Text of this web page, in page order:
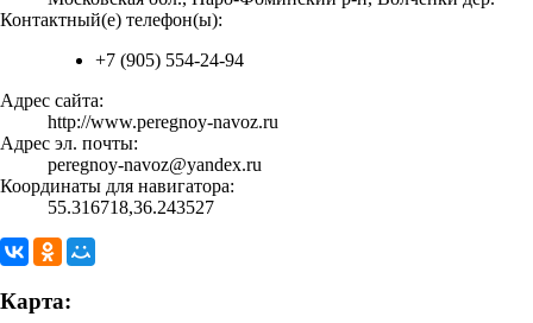
Контактный(е) телефон(ы):
+7 (905) 554-24-94
Адрес сайта:
http://www.peregnoy-navoz.ru
Адрес эл. почты:
peregnoy-navoz@yandex.ru
Координаты для навигатора:
55.316718,36.243527
Карта: